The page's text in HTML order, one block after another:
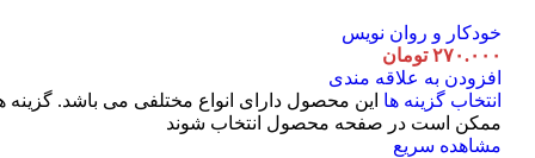
خودکار و روان نویس
۲۷۰.۰۰۰ تومان
افزودن به علاقه مندی
انتخاب گزینه ها این محصول دارای انواع مختلفی می باشد. گزینه
ممکن است در صفحه محصول انتخاب شوند
مشاهده سریع